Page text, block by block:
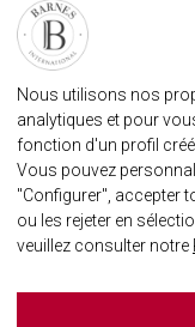
J'accepte de
de Barnes
En cliquant sur «
International
personnelles
contenu demandé.
FAQ
Nous utilisons nos
analytiques et pour
fonction d'un profil
Vous pouvez
"Configurer", accepter
ou les rejeter en
veuillez consulter notre